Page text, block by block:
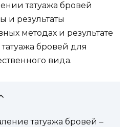
татуажа бровей
и результаты
методах и результате
бровей для
вида.
татуажа бровей –